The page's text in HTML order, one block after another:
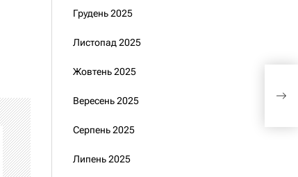
Грудень 2025
Листопад 2025
Жовтень 2025
Вересень 2025
Серпень 2025
Липень 2025